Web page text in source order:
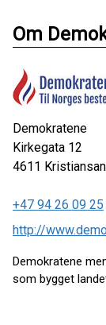
Om
Demokratene
Kirkegata 12
4611
+47 94 26 09 25
http://
Demokratene
som bygget